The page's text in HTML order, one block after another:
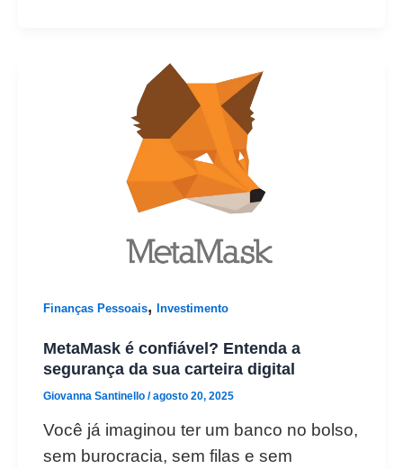
Finanças Pessoais, Investimento
MetaMask é confiável? Entenda a
segurança da sua carteira digital
Giovanna Santinello /agosto 20, 2025
Você já imaginou ter um banco no bolso,
sem burocracia, sem filas e sem